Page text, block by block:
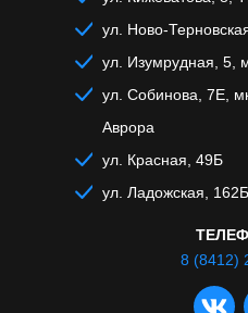
ул. Ново-
ул. Изумрудная, 5,
ул. Собинова, 7Е,
Аврора
ул. Красная, 49Б
ул. Ладожская,
8 (8412)